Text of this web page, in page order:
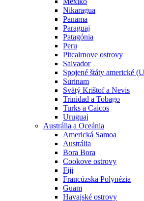
Nikaragua
Panama
Paraguaj
Patagónia
Peru
Pitcairnove ostrovy
Salvador
Spojené štáty americké
Surinam
Svätý Krištof a Nevis
Trinidad a Tobago
Turks a Caicos
Uruguaj
Austrália a Oceánia
Americká Samoa
Austrália
Bora Bora
Cookove ostrovy
Fiji
Francúzska Polynézia
Guam
Havajské ostrovy